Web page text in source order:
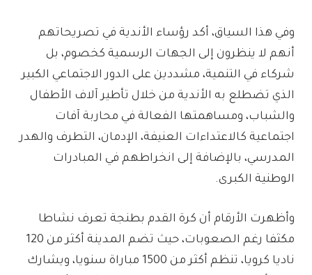
وفي هذا السياق، أكد رؤساء الأندية في تصريحاتهم
أنهم لا ينظرون إلى الجهات الرسمية كخصوم، بل
شركاء في التنمية، مشددين على الدور الاجتماعي الكبير
الذي تضطلع به الأندية من خلال تأطير آلاف الأطفال
والشباب، ومساهمتها الفعالة في محاربة آفات
اجتماعية كالاعتداءات العنيفة، الإدمان، التطرف والهدر
المدرسي، بالإضافة إلى انخراطهم في المبادرات
الوطنية الكبرى.
وأظهرت الأرقام أن كرة القدم بطنجة تعرف نشاطا
مكثفا رغم الصعوبات، حيث تضم المدينة أكثر من 120
ناديا كرويا، تنظم أكثر من 1500 مباراة سنويا، ويشارك